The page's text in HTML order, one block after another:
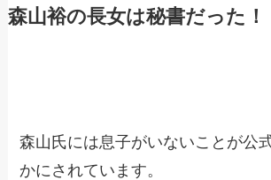
森山裕の長女は秘書だった！
森山氏には息子がいないことが公
かにされています。